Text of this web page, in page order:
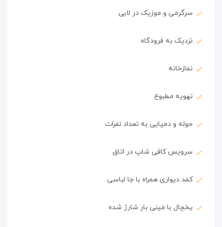
سرگرمی و موزیک در لابی
نزدیک به فرودگاه
نمازخانه
تهویه مطبوع
حوله و دمپایی به تعداد نفرات
سرویس کافی شاپ در اتاق
کمد دیواری همراه با جا لباسی
یخچال با مینی بار شارژ شده